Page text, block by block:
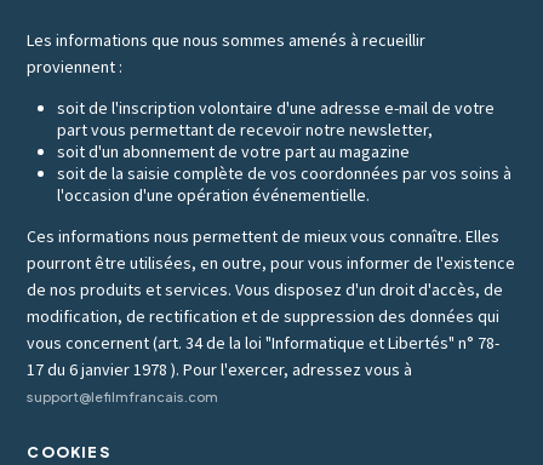
Les informations que nous sommes amenés à recueillir
proviennent :
soit de l'inscription volontaire d'une adresse e-mail de votre
part vous permettant de recevoir notre newsletter,
soit d'un abonnement de votre part au magazine
soit de la saisie complète de vos coordonnées par vos soins à
l'occasion d'une opération événementielle.
Ces informations nous permettent de mieux vous connaître. Elles
pourront être utilisées, en outre, pour vous informer de l'existence
de nos produits et services. Vous disposez d'un droit d'accès, de
modification, de rectification et de suppression des données qui
vous concernent (art. 34 de la loi "Informatique et Libertés" n° 78-
17 du 6 janvier 1978 ). Pour l'exercer, adressez vous à
support@lefilmfrancais.com
COOKIES